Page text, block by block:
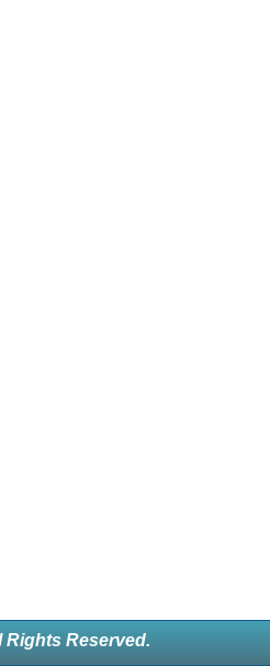
Reserved.